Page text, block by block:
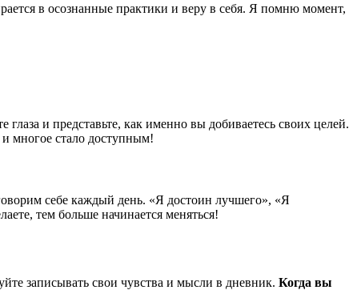
в осознанные практики и веру в себя. Я помню момент,
глаза и представьте, как именно вы добиваетесь своих целей.
многое стало доступным!
себе каждый день. «Я достоин лучшего», «Я
тем больше начинается меняться!
записывать свои чувства и мысли в дневник. Когда вы